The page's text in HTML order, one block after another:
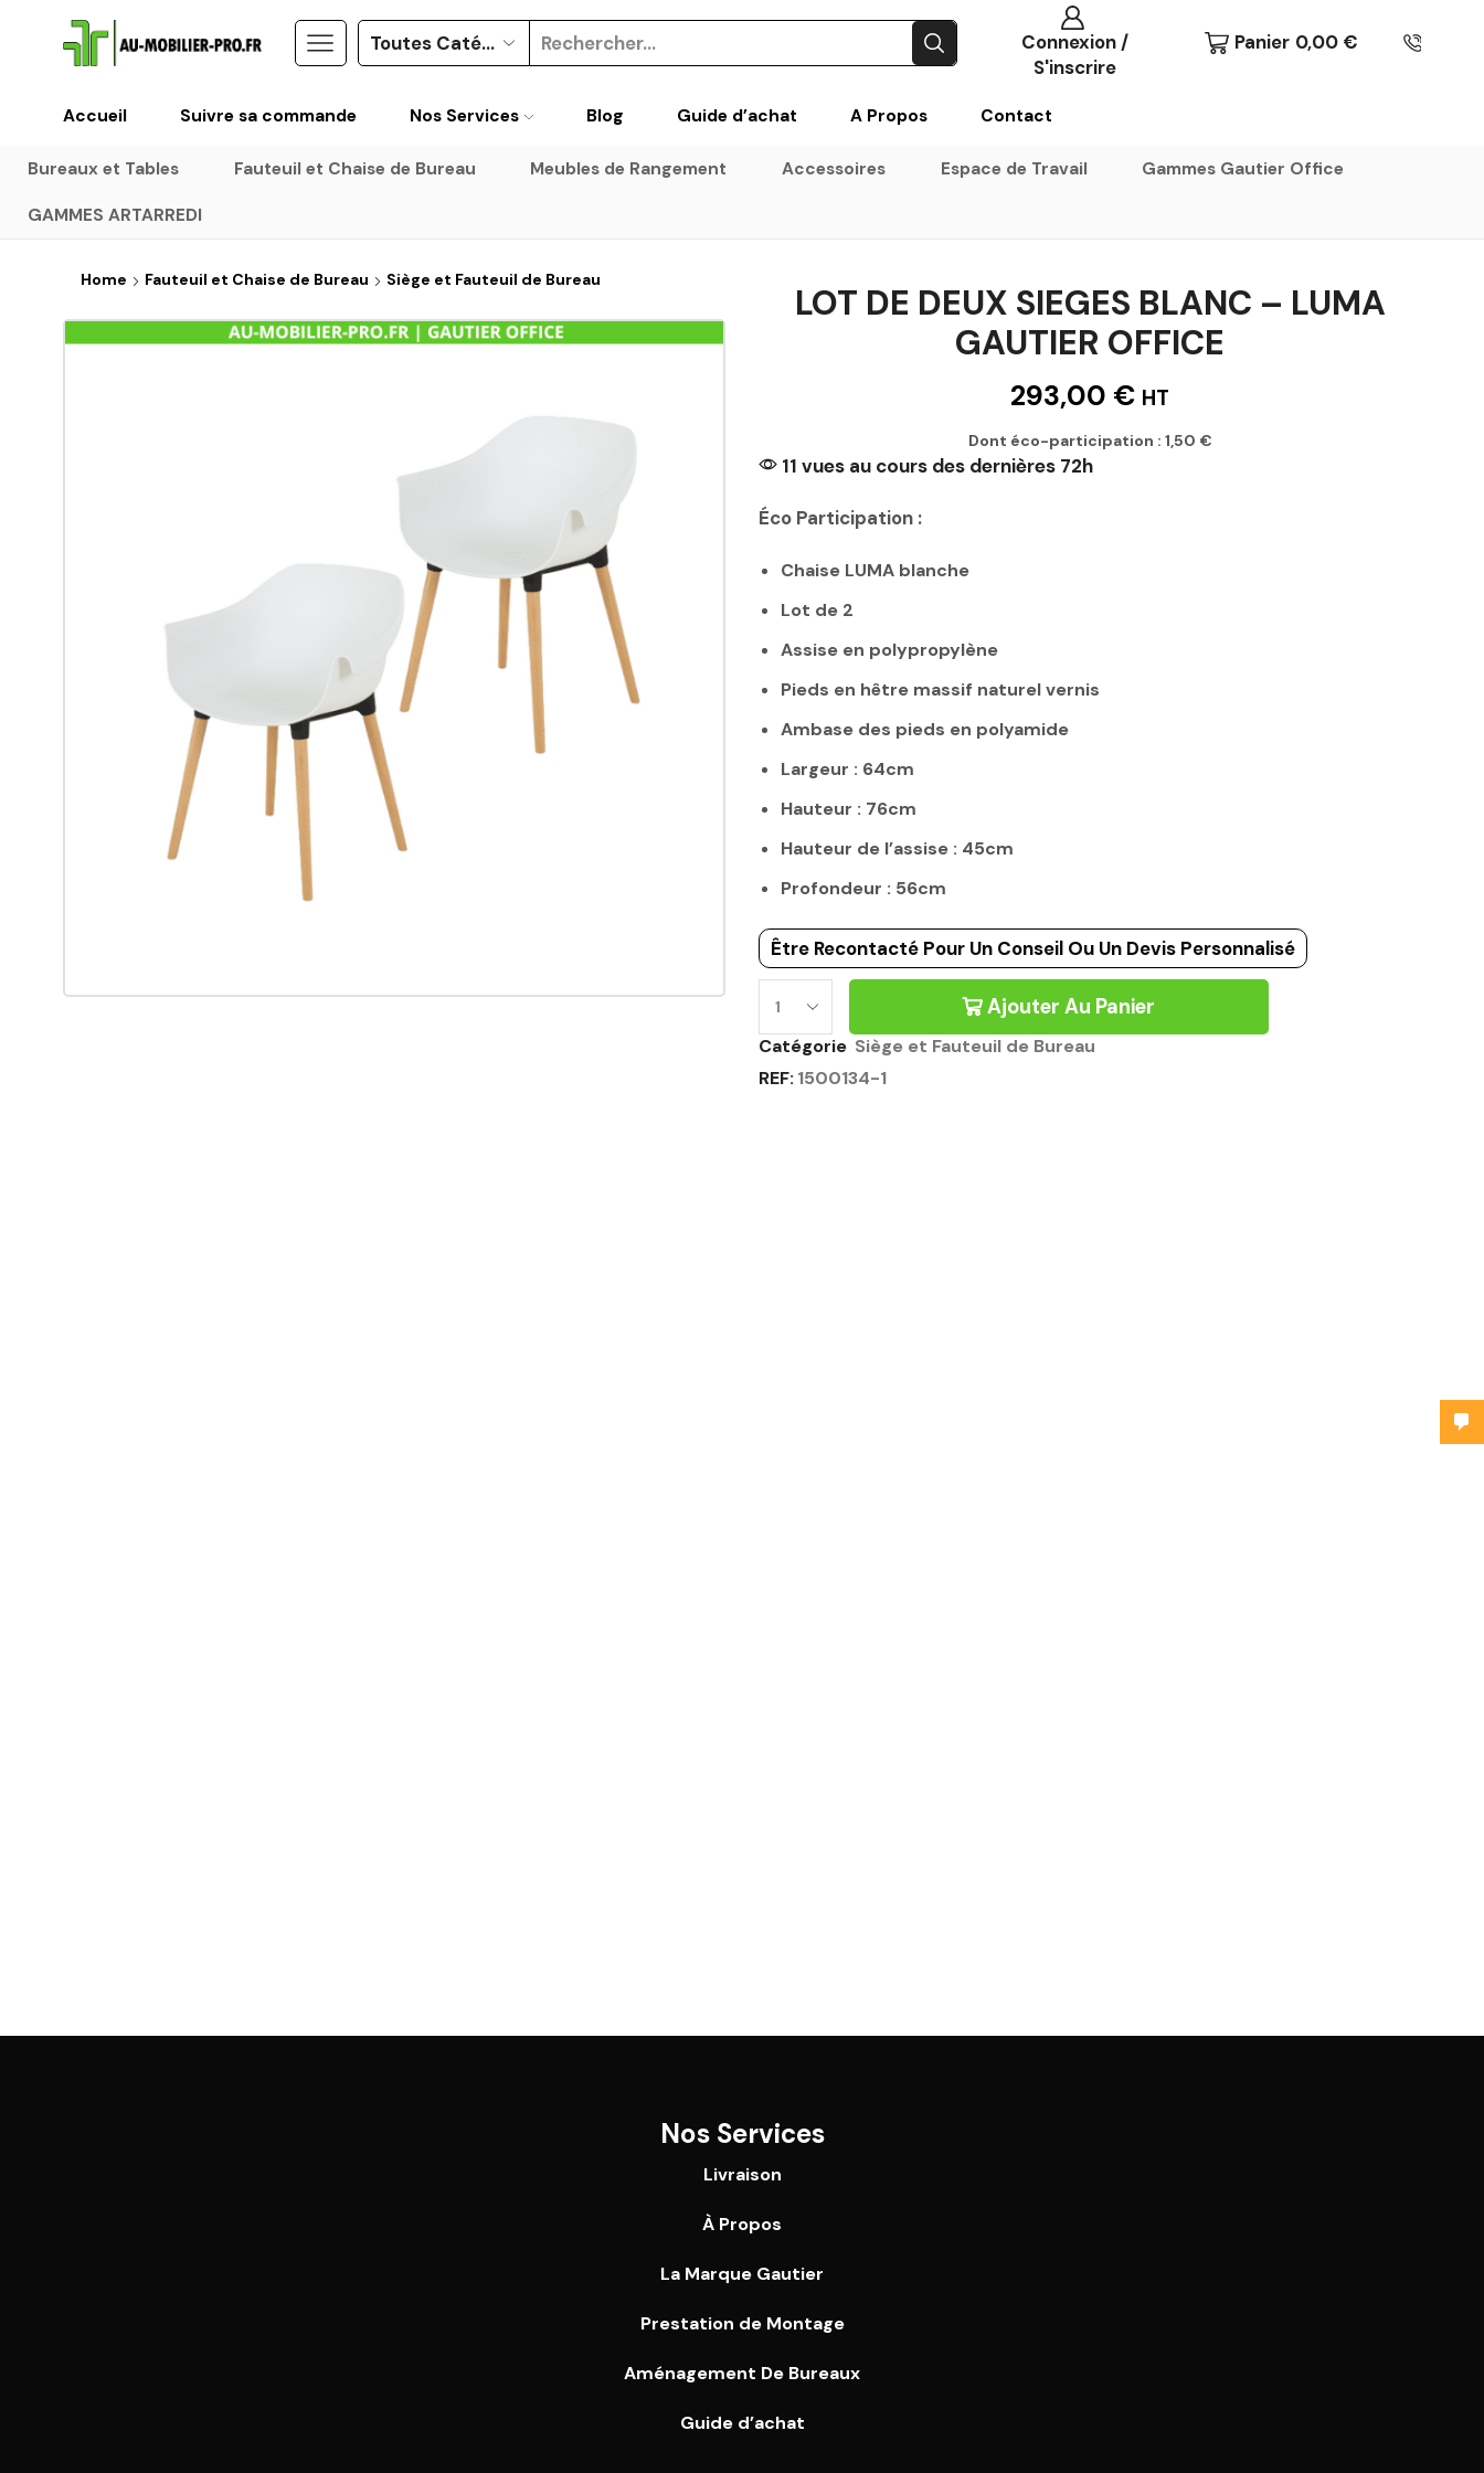
Connexion /
S'inscrire
Panier 0,00 €
Accueil Suivre sa commande Nos Services Blog Guide d’achat A Propos Contact
Bureaux et Tables Fauteuil et Chaise de Bureau Meubles de Rangement Accessoires Espace de Travail Gammes Gautier Office
GAMMES ARTARREDI
Home Fauteuil et Chaise de Bureau Siège et Fauteuil de Bureau
LOT DE DEUX SIEGES BLANC – LUMA
GAUTIER OFFICE
293,00 € HT
Dont éco-participation : 1,50 €
11 vues au cours des dernières 72h
Éco Participation :
Chaise LUMA blanche
Lot de 2
Assise en polypropylène
Pieds en hêtre massif naturel vernis
Ambase des pieds en polyamide
Largeur : 64cm
Hauteur : 76cm
Hauteur de l’assise : 45cm
Profondeur : 56cm
Être Recontacté Pour Un Conseil Ou Un Devis Personnalisé
Ajouter Au Panier
Catégorie Siège et Fauteuil de Bureau
REF: 1500134-1
Nos Services
Livraison
À Propos
La Marque Gautier
Prestation de Montage
Aménagement De Bureaux
Guide d’achat